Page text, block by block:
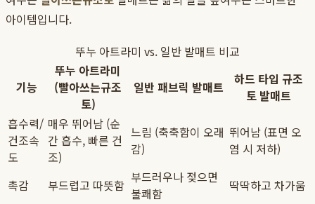
아이템입니다.
뚜누 아트라미 vs. 일반 발매트 비교
기능
뚜누 아트라미
(빨아쓰는규조
토)
일반 패브릭 발매트
하드 타입 규조
토 발매트
흡수력/
건조속
도
매우 뛰어남 (순
간 흡수, 빠른 건
조)
느림 (축축함이 오래
감)
뛰어남 (표면 오
염 시 저하)
촉감 부드럽고 따뜻함 부드러우나 젖으면
불쾌함
딱딱하고 차가움